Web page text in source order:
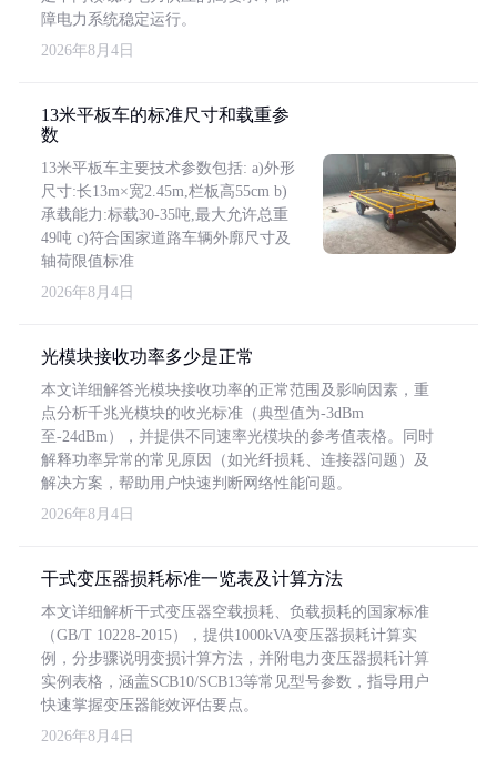
障电力系统稳定运行。
2026年8月4日
13米平板车的标准尺寸和载重参
数
13米平板车主要技术参数包括: a)外形
尺寸:长13m×宽2.45m,栏板高55cm b)
承载能力:标载30-35吨,最大允许总重
49吨 c)符合国家道路车辆外廓尺寸及
轴荷限值标准
2026年8月4日
光模块接收功率多少是正常
本文详细解答光模块接收功率的正常范围及影响因素，重
点分析千兆光模块的收光标准（典型值为-3dBm
至-24dBm），并提供不同速率光模块的参考值表格。同时
解释功率异常的常见原因（如光纤损耗、连接器问题）及
解决方案，帮助用户快速判断网络性能问题。
2026年8月4日
干式变压器损耗标准一览表及计算方法
本文详细解析干式变压器空载损耗、负载损耗的国家标准
（GB/T 10228-2015），提供1000kVA变压器损耗计算实
例，分步骤说明变损计算方法，并附电力变压器损耗计算
实例表格，涵盖SCB10/SCB13等常见型号参数，指导用户
快速掌握变压器能效评估要点。
2026年8月4日